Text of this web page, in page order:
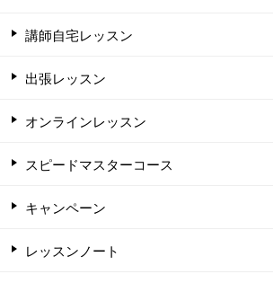
講師自宅レッスン
出張レッスン
オンラインレッスン
スピードマスターコース
キャンペーン
レッスンノート